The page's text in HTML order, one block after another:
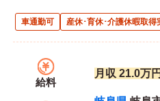
車通勤可 産休･育休･介護休暇取得
給料
月収 21.0万